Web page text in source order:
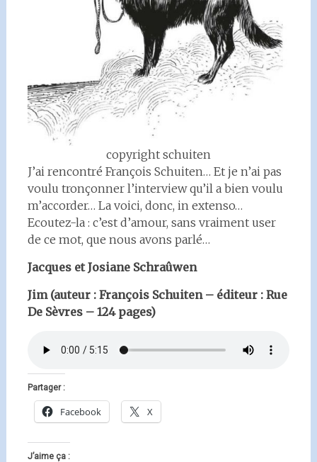
copyright schuiten
J’ai rencontré François Schuiten… Et je n’ai pas
voulu tronçonner l’interview qu’il a bien voulu
m’accorder… La voici, donc, in extenso…
Ecoutez-la : c’est d’amour, sans vraiment user
de ce mot, que nous avons parlé…
Jacques et Josiane Schraûwen
Jim (auteur : François Schuiten – éditeur : Rue
De Sèvres – 124 pages)
Partager :
Facebook X
J’aime ça :